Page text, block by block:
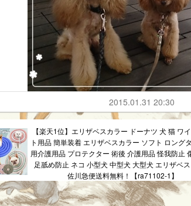
2015.01.31 20:30
【楽天1位】エリザベスカラー ドーナツ 犬 猫 ワ
ト用品 簡単装着 エリザベスカラー ソフト ロング
用介護用品 プロテクター 術後 介護用品 怪我防止
足舐め防止 ネコ 小型犬 中型犬 大型犬 エリザベ
佐川急便送料無料！【ra71102-1】